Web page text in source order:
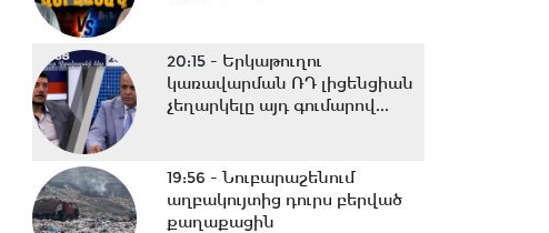
20:15 - Երկաթուղու
կառավարման ՌԴ լիցենցիան
չեղարկելը այդ գումարով...
19:56 -Նուբարաշենում
աղբակույտից դուրս բերված
քաղաքացին